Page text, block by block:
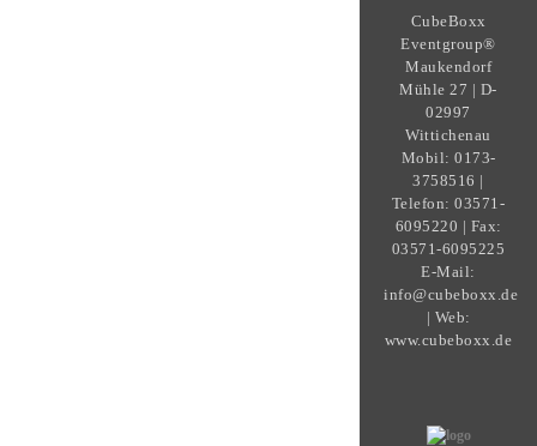
CubeBoxx
Eventgroup®
Maukendorf
Mühle 27 | D-
02997
Wittichenau
Mobil: 0173-
3758516 |
Telefon: 03571-
6095220 | Fax:
03571-6095225
E-Mail:
info@cubeboxx.de
| Web:
www.cubeboxx.de